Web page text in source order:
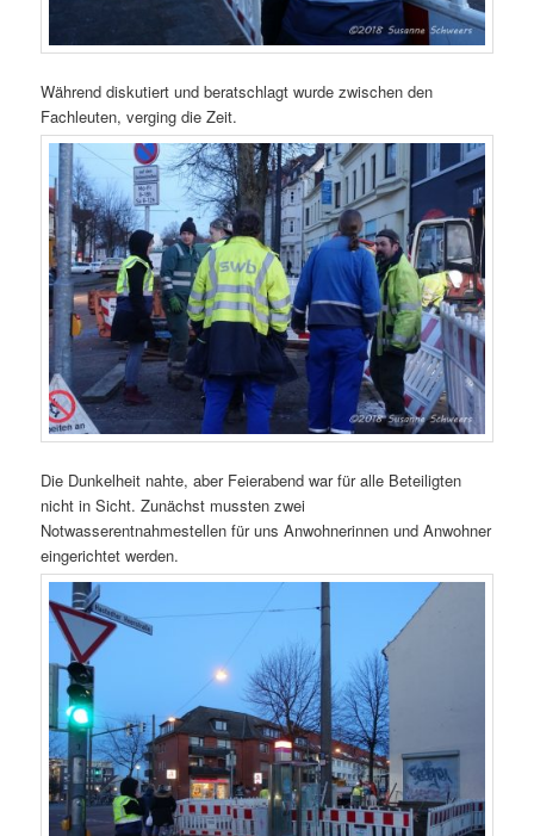
Während diskutiert und beratschlagt wurde zwischen den
Fachleuten, verging die Zeit.
Die Dunkelheit nahte, aber Feierabend war für alle Beteiligten
nicht in Sicht. Zunächst mussten zwei
Notwasserentnahmestellen für uns Anwohnerinnen und Anwohner
eingerichtet werden.